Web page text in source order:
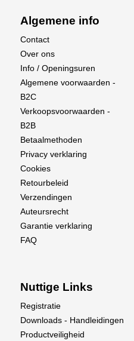
Algemene info
Contact
Over ons
Info / Openingsuren
Algemene voorwaarden -
B2C
Verkoopsvoorwaarden -
B2B
Betaalmethoden
Privacy verklaring
Cookies
Retourbeleid
Verzendingen
Auteursrecht
Garantie verklaring
FAQ
Nuttige Links
Registratie
Downloads - Handleidingen
Productveiligheid